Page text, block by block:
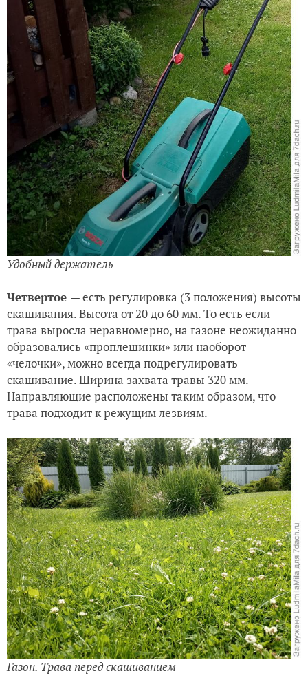
Удобный держатель
Четвертое — есть регулировка (3 положения) высоты
скашивания. Высота от 20 до 60 мм. То есть если
трава выросла неравномерно, на газоне неожиданно
образовались «проплешинки» или наоборот —
«челочки», можно всегда подрегулировать
скашивание. Ширина захвата травы 320 мм.
Направляющие расположены таким образом, что
трава подходит к режущим лезвиям.
Газон. Трава перед скашиванием